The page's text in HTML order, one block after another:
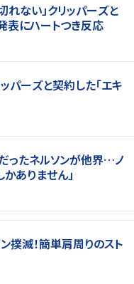
れない」クリッパーズと
表にハートつき反応
パーズと契約した「エキ
ったネルソンが他界…ノ
ありません」
ン撲滅！簡単肩周りのスト